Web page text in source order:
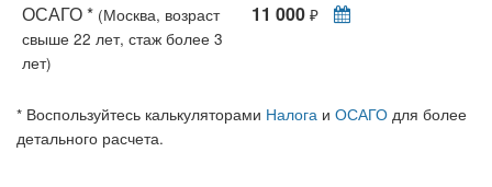
ОСАГО * (Москва, возраст
свыше 22 лет, стаж более 3
лет)
11 000 ₽
* Воспользуйтесь калькуляторами Налога и ОСАГО для более
детального расчета.